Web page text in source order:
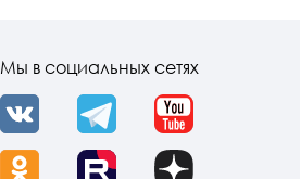
Мы в социальных сетях
VK Telegram YouTube